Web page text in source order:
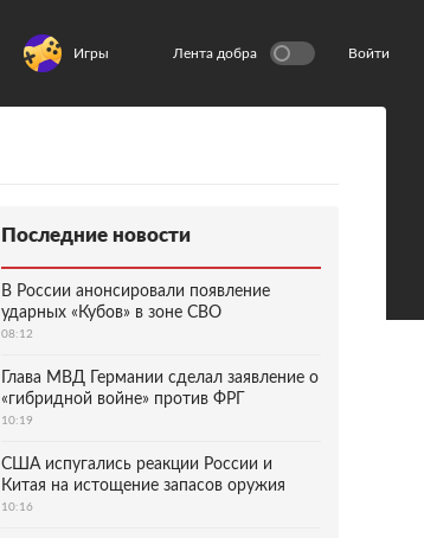
Игры Лента добра Войти
Последние новости
В России анонсировали появление
ударных «Кубов» в зоне СВО
08:12
Глава МВД Германии сделал заявление о
«гибридной войне» против ФРГ
10:19
США испугались реакции России и
Китая на истощение запасов оружия
10:16